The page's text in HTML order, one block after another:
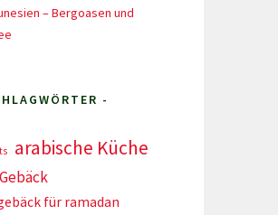
– Bergoasen und
-
arabische Küche
für ramadan